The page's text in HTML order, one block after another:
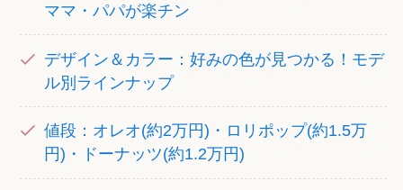
ママ・パパが楽チン
デザイン＆カラー：好みの色が見つかる！モデ
ル別ラインナップ
値段：オレオ(約2万円)・ロリポップ(約1.5万
円)・ドーナッツ(約1.2万円)